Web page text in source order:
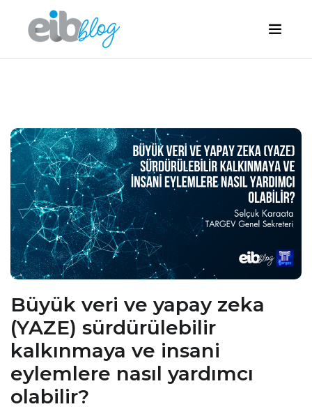
Büyük veri ve yapay zeka
(YAZE) sürdürülebilir
kalkınmaya ve insani
eylemlere nasıl yardımcı
olabilir?